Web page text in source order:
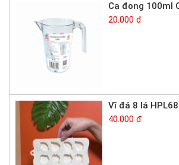
Ca đong 100ml
20.000 đ
Vĩ đá 8 lá HPL68
40.000 đ